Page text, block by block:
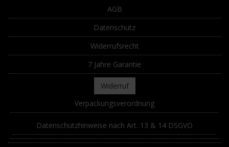
AGB
Datenschutz
Widerrufsrecht
7 Jahre Garantie
Widerruf
Verpackungsverordnung
Datenschutzhinweise nach Art. 13 & 14 DSGVO